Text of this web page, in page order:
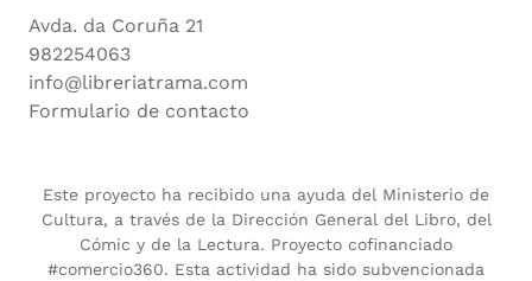
Avda. da Coruña 21
982254063
info@libreriatrama.com
Formulario de contacto
Este proyecto ha recibido una ayuda del Ministerio de
Cultura, a través de la Dirección General del Libro, del
Cómic y de la Lectura. Proyecto cofinanciado
#comercio360. Esta actividad ha sido subvencionada